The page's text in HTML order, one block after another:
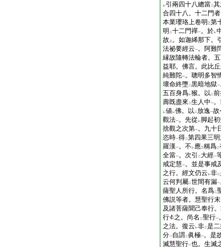
レ引兩四十八總當二
合四十八。十二門
本業瓔珞上卷明 三第
明 二十二門禪一。於レ
故
上 。如迦絺那下。
法祕要經云一。阿難
縁故隨轉法輪者。
益耶。佛言。此比
純難陀一。聰明多智
壞命終墮二黒暗地獄一
五百身爲レ猴。以 二
壽既盡來 二生人中一
レ値レ佛。以 二放逸一故
觀法一。先從 レ脚起
捨觀之次第一。九十
恣時一得二第四果三
羅漢一。不 レ應三稱爲二
全當一。次引 二 大經一
戒定慧一。並是事戒
之行。經文仍云 レ非二
云何判屬二世間有漏一
薩聖人所行。名爲二
佛説等者。慧聖行
及諸菩薩聞己奉行
行
之。尚名 二聖行一
之法。復云 レ非二是
分一自謂二 眞極一。是
滅慧聖行一也。生滅